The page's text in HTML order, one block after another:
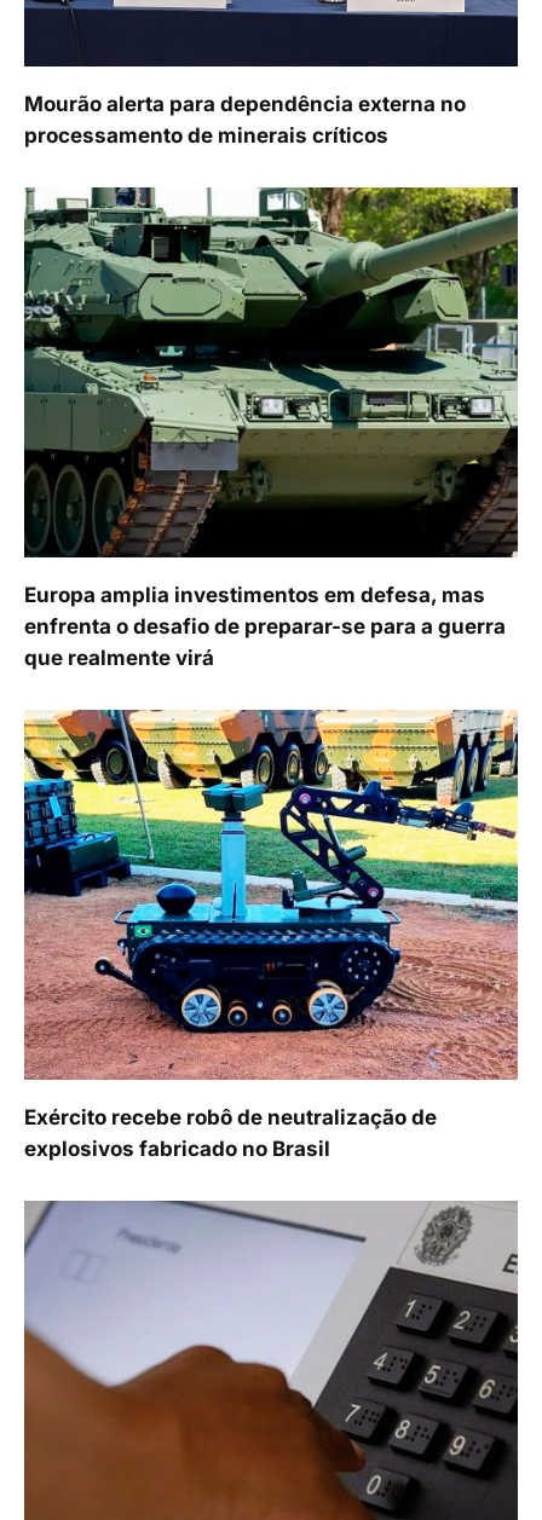
Mourão alerta para dependência externa no
processamento de minerais críticos
Europa amplia investimentos em defesa, mas
enfrenta o desafio de preparar-se para a guerra
que realmente virá
Exército recebe robô de neutralização de
explosivos fabricado no Brasil